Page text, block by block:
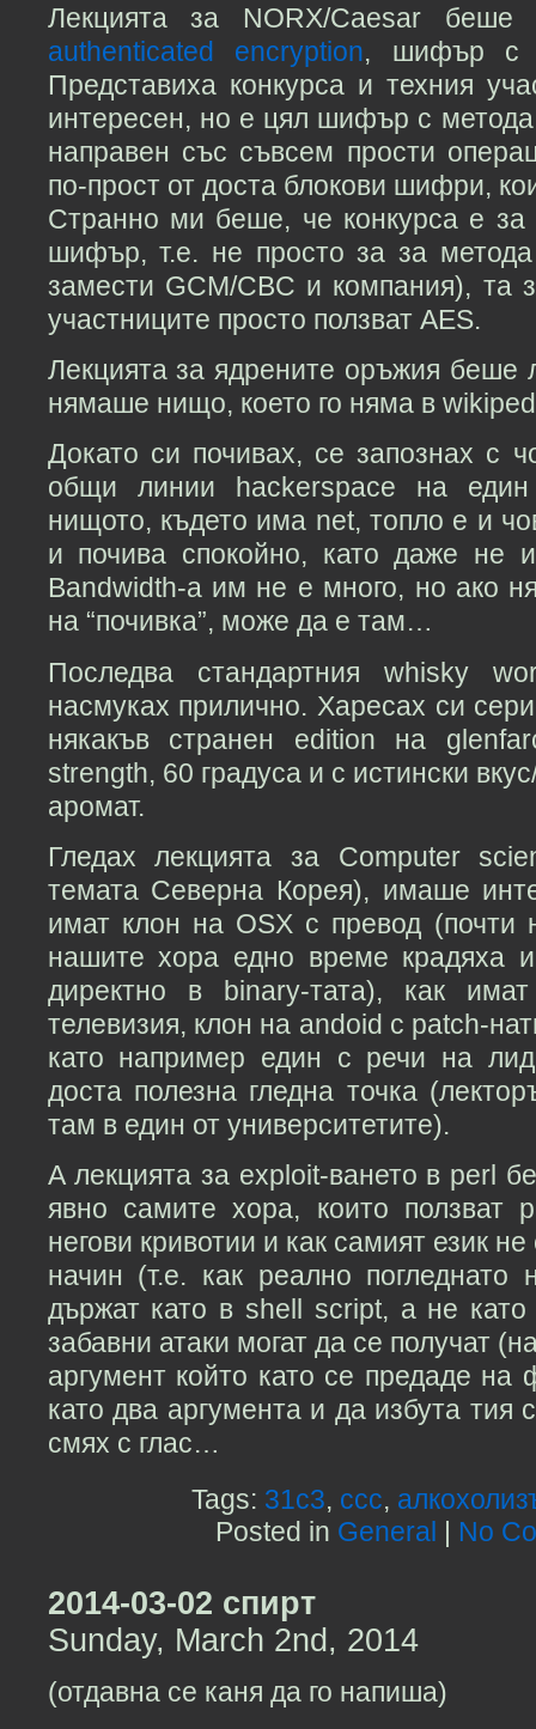
Лекцията за NORX/Caesar
authenticated encryption, шифър с
Представиха конкурса и техния
интересен, но е цял шифър с
направен със съвсем прости
по-прост от доста блокови шифри,
Странно ми беше, че конкурса е за
шифър, т.е. не просто за за
замести GCM/CBC и компания), та
участниците просто ползват AES.
Лекцията за ядрените оръжия беше
нямаше нищо, което го няма в
Докато си почивах, се запознах с
общи линии hackerspace на един
нищото, където има net, топло е и
и почива спокойно, като даже не
Bandwidth-а им не е много, но ако
на “почивка”, може да е там…
Последва стандартния whisky
насмуках прилично. Харесах си
някакъв странен edition на
strength, 60 градуса и с истински
аромат.
Гледах лекцията за Computer
темата Северна Корея), имаше
имат клон на OSX с превод (почти
нашите хора едно време крадяха
директно в binary-тата), как
телевизия, клон на andoid с patch-
като например един с речи на
доста полезна гледна точка
там в един от университетите).
А лекцията за exploit-ването в perl
явно самите хора, които ползват
негови кривотии и как самият език
начин (т.е. как реално
държат като в shell script, а не
забавни атаки могат да се получат
аргумент който като се предаде
като два аргумента и да избута тия
смях с глас…
Tags: 31c3, ccc,
Posted in General | No
2014-03-02 спирт
Sunday, March 2nd, 2014
(отдавна се каня да го напиша)